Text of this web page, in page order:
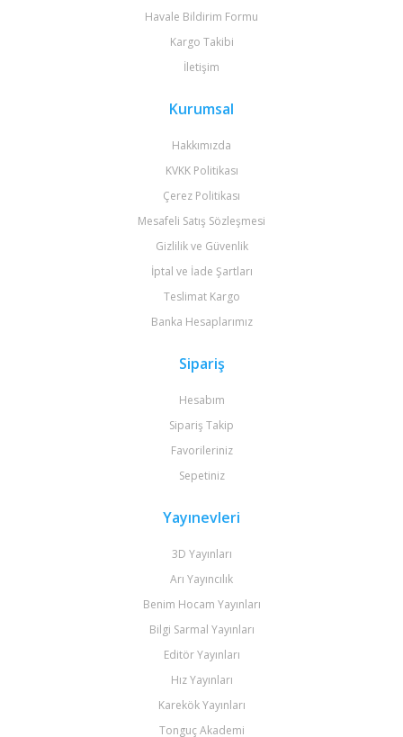
Havale Bildirim Formu
Kargo Takibi
İletişim
Kurumsal
Hakkımızda
KVKK Politikası
Çerez Politikası
Mesafeli Satış Sözleşmesi
Gizlilik ve Güvenlik
İptal ve İade Şartları
Teslimat Kargo
Banka Hesaplarımız
Sipariş
Hesabım
Sipariş Takip
Favorileriniz
Sepetiniz
Yayınevleri
3D Yayınları
Arı Yayıncılık
Benim Hocam Yayınları
Bilgi Sarmal Yayınları
Editör Yayınları
Hız Yayınları
Karekök Yayınları
Tonguç Akademi